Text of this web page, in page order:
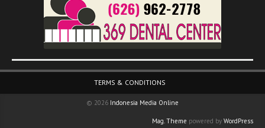
TERMS & CONDITIONS
© 2026 Indonesia Media Online
Mag. Theme powered by WordPress